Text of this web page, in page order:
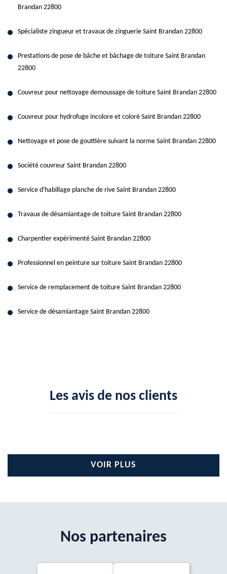
Brandan 22800
Spécialiste zingueur et travaux de zinguerie Saint Brandan 22800
Prestations de pose de bâche et bâchage de toiture Saint Brandan
22800
Couvreur pour nettoyage demoussage de toiture Saint Brandan 22800
Couvreur pour hydrofuge incolore et coloré Saint Brandan 22800
Nettoyage et pose de gouttière suivant la norme Saint Brandan 22800
Société couvreur Saint Brandan 22800
Service d'habillage planche de rive Saint Brandan 22800
Travaux de désamiantage de toiture Saint Brandan 22800
Charpentier expérimenté Saint Brandan 22800
Professionnel en peinture sur toiture Saint Brandan 22800
Service de remplacement de toiture Saint Brandan 22800
Service de désamiantage Saint Brandan 22800
Les avis de nos clients
VOIR PLUS
Nos partenaires